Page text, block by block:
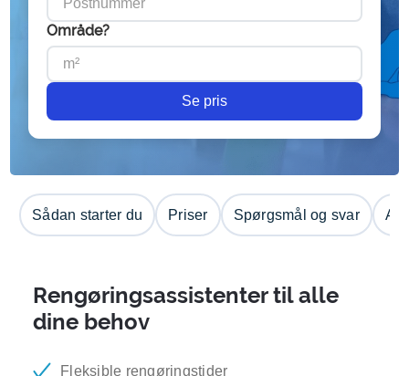
Område?
Se pris
Sådan starter du Priser Spørgsmål og svar
Rengøringsassistenter til alle
dine behov
Fleksible rengøringstider